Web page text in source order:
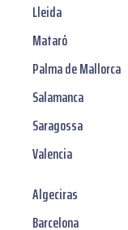
Lleida
Mataró
Palma de Mallorca
Salamanca
Saragossa
Valencia
Algeciras
Barcelona